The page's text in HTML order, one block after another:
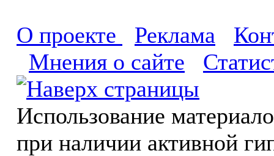
О проекте Реклама
Мнения о сайте
Использование
при наличии активной